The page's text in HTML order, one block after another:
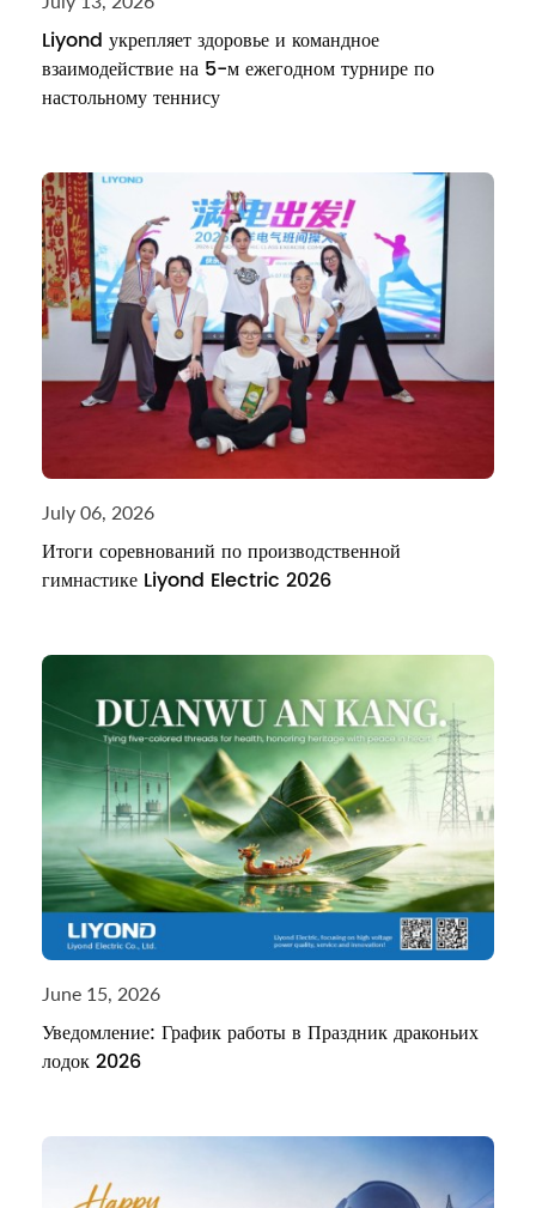
Liyond укрепляет здоровье и командное
взаимодействие на 5-м ежегодном турнире по
настольному теннису
July 06, 2026
Итоги соревнований по производственной
гимнастике Liyond Electric 2026
June 15, 2026
Уведомление: График работы в Праздник драконьих
лодок 2026